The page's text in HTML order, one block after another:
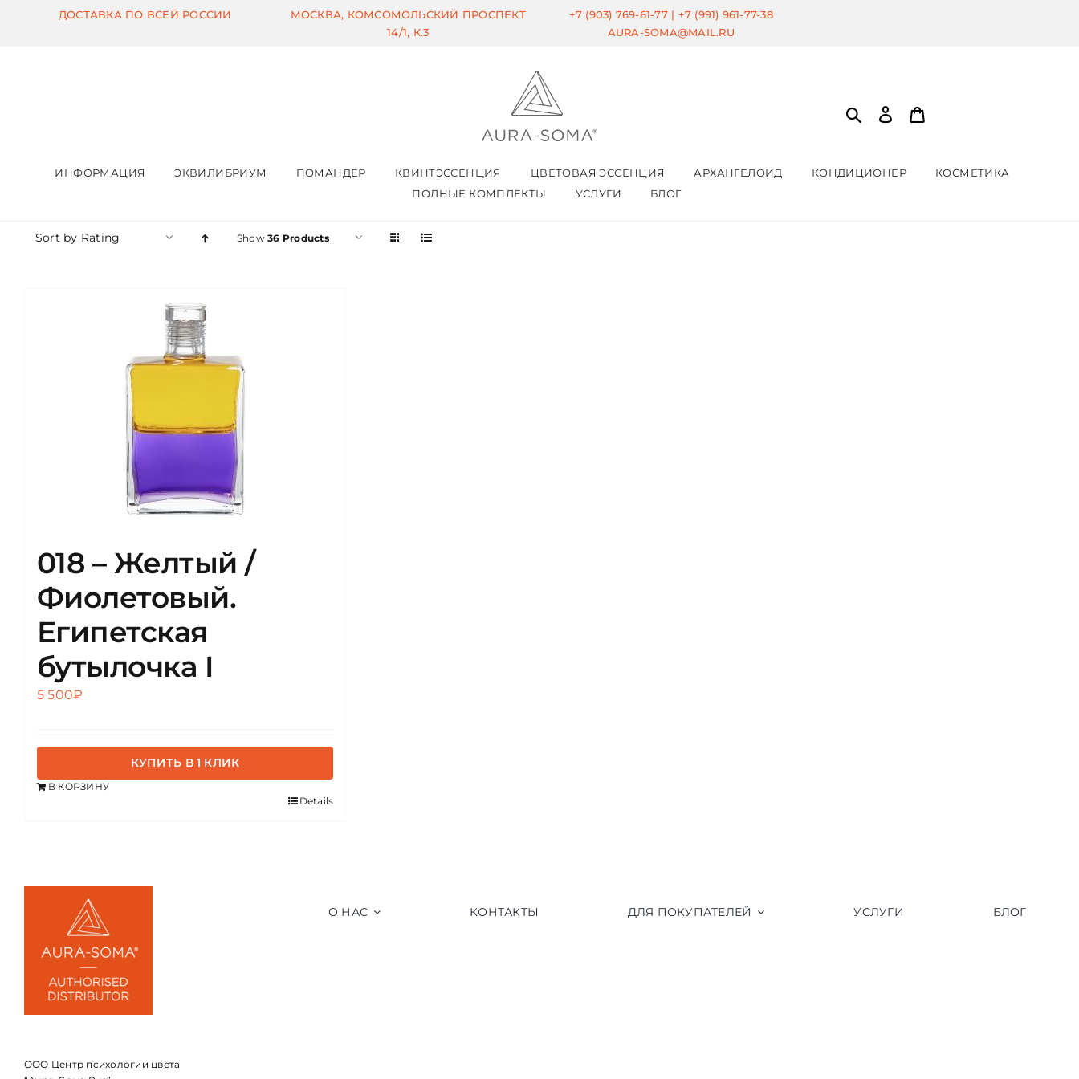
ДОСТАВКА ПО ВСЕЙ РОССИИ
МОСКВА, КОМСОМОЛЬСКИЙ ПРОСПЕКТ
14/1, К.3
+7 (903) 769-61-77 | +7 (991) 961-77-38
AURA-SOMA@MAIL.RU
ИНФОРМАЦИЯ ЭКВИЛИБРИУМ ПОМАНДЕР КВИНТЭССЕНЦИЯ ЦВЕТОВАЯ ЭССЕНЦИЯ АРХАНГЕЛОИД КОНДИЦИОНЕР
КОСМЕТИКА
ПОЛНЫЕ КОМПЛЕКТЫ
УСЛУГИ БЛОГ
Sort by Rating Show36 Products
018 – Желтый /
Фиолетовый.
Египетская
бутылочка I
5 500₽
КУПИТЬ В 1 КЛИК
В КОРЗИНУ
Details
ООО Центр психологии цвета
О НАС КОНТАКТЫ ДЛЯ ПОКУПАТЕЛЕЙ УСЛУГИ БЛОГ